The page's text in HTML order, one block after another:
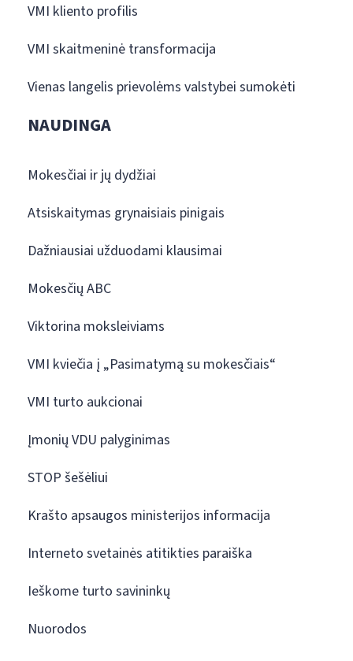
VMI kliento profilis
VMI skaitmeninė transformacija
Vienas langelis prievolėms valstybei sumokėti
NAUDINGA
Mokesčiai ir jų dydžiai
Atsiskaitymas grynaisiais pinigais
Dažniausiai užduodami klausimai
Mokesčių ABC
Viktorina moksleiviams
VMI kviečia į „Pasimatymą su mokesčiais“
VMI turto aukcionai
Įmonių VDU palyginimas
STOP šešėliui
Krašto apsaugos ministerijos informacija
Interneto svetainės atitikties paraiška
Ieškome turto savininkų
Nuorodos